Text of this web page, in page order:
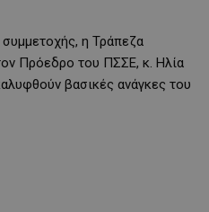
η Τράπεζα
Πρόεδρο του ΠΣΣΕ, κ. Ηλία
βασικές ανάγκες του